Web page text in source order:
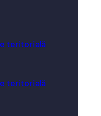
teritorială
teritorială